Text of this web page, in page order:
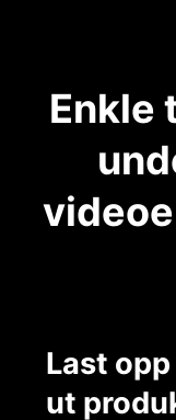
Enkle
Last
ut